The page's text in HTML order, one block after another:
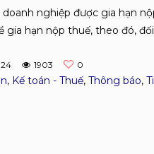
doanh nghiệp được gia hạn
gia hạn nộp thuế, theo đó,
1903 0
, Kế toán - Thuế, Thông báo,